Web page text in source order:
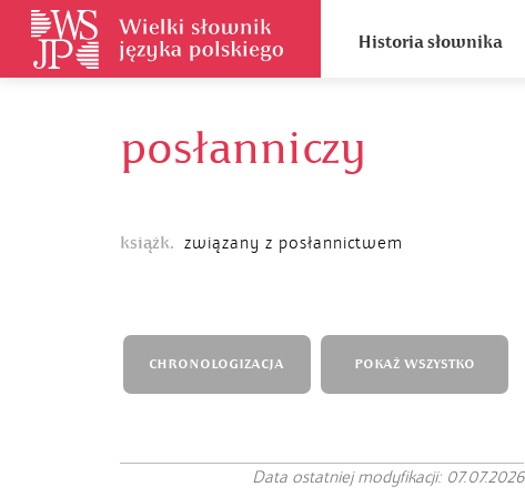
Historia słownika
posłanniczy
książk. związany z posłannictwem
CHRONOLOGIZACJA POKAŻ WSZYSTKO
Data ostatniej modyfikacji: 07.07.2026